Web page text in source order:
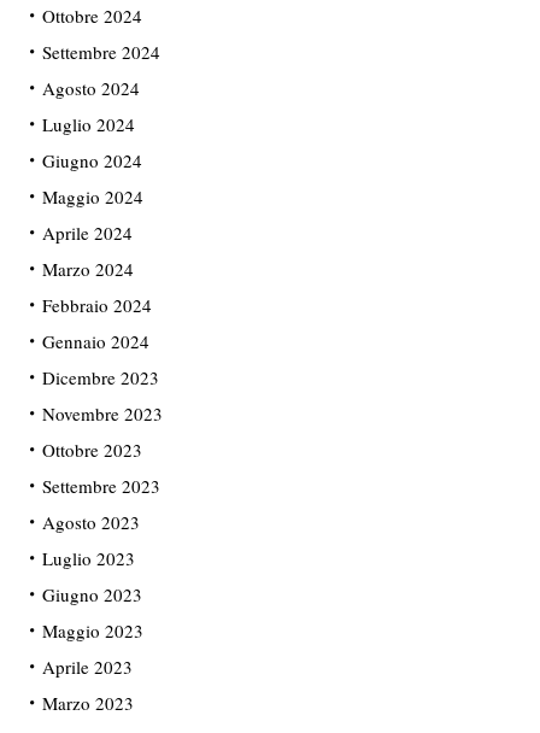
Ottobre 2024
Settembre 2024
Agosto 2024
Luglio 2024
Giugno 2024
Maggio 2024
Aprile 2024
Marzo 2024
Febbraio 2024
Gennaio 2024
Dicembre 2023
Novembre 2023
Ottobre 2023
Settembre 2023
Agosto 2023
Luglio 2023
Giugno 2023
Maggio 2023
Aprile 2023
Marzo 2023